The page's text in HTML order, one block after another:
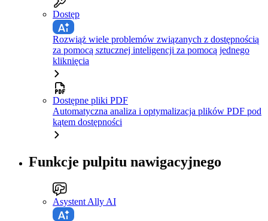
Dostęp
Rozwiąż wiele problemów związanych z dostępnością
za pomocą sztucznej inteligencji za pomocą jednego
kliknięcia
Dostępne pliki PDF
Automatyczna analiza i optymalizacja plików PDF pod
kątem dostępności
Funkcje pulpitu nawigacyjnego
Asystent Ally AI